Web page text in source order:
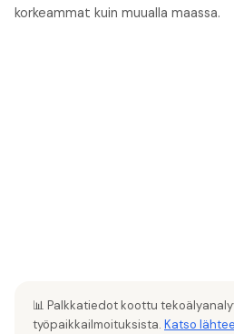
korkeammat kuin muualla maassa.
📊 Palkkatiedot koottu
työpaikkailmoituksista. Katso